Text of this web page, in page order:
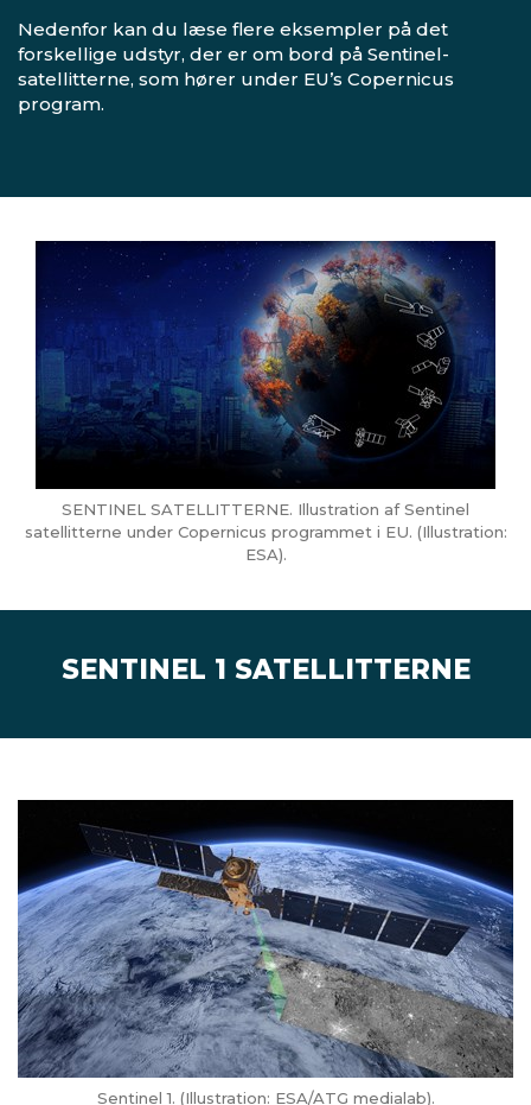
Nedenfor kan du læse flere eksempler på det
forskellige udstyr, der er om bord på Sentinel-
satellitterne, som hører under EU’s Copernicus
program.
SENTINEL SATELLITTERNE. Illustration af Sentinel
satellitterne under Copernicus programmet i EU. (Illustration:
ESA).
SENTINEL 1 SATELLITTERNE
Sentinel 1. (Illustration: ESA/ATG medialab).